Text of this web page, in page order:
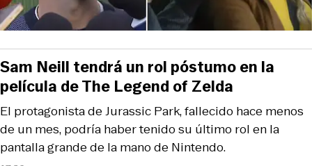
El protagonista de Jurassic Park, fallecido hace menos
de un mes, podría haber tenido su último rol en la
pantalla grande de la mano de Nintendo.
Sam Neill tendrá un rol póstumo en la
película de The Legend of Zelda